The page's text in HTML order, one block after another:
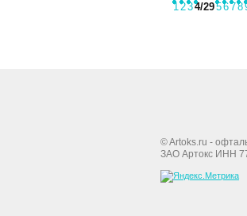
1234/295678
© Artoks.ru -
ЗАО Артокс ИНН